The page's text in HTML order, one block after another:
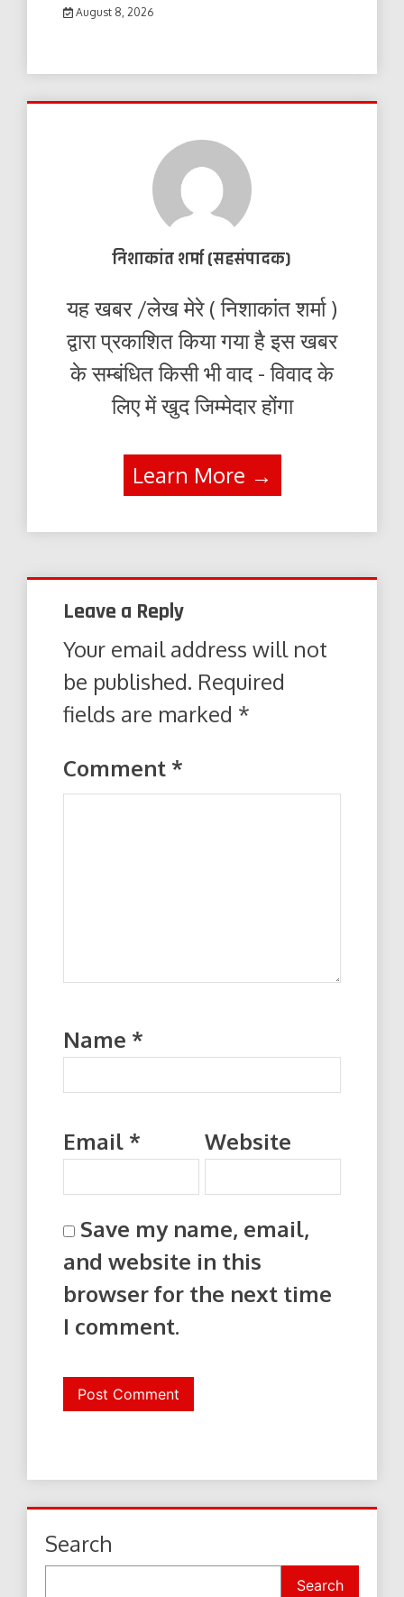
August 8, 2026
निशाकांत शर्मा (सहसंपादक)
यह खबर /लेख मेरे ( निशाकांत शर्मा )
द्वारा प्रकाशित किया गया है इस खबर
के सम्बंधित किसी भी वाद - विवाद के
लिए में खुद जिम्मेदार होंगा
Learn More →
Leave a Reply
Your email address will not
be published. Required
fields are marked *
Comment *
Name *
Email * Website
Save my name, email,
and website in this
browser for the next time
I comment.
Search
Search